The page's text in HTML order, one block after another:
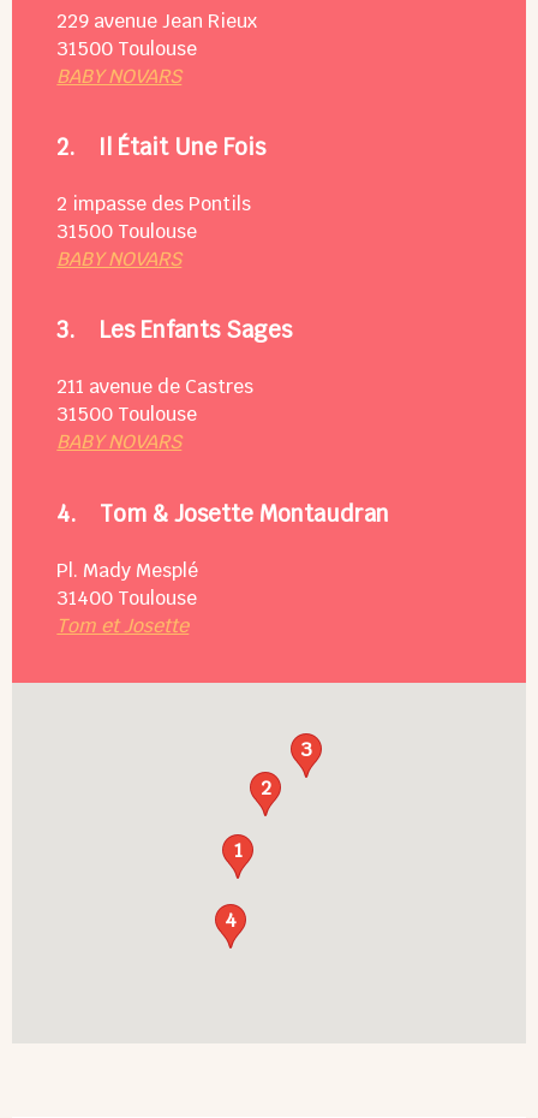
229 avenue Jean Rieux
31500 Toulouse
BABY NOVARS
2. Il Était Une Fois
2 impasse des Pontils
31500 Toulouse
BABY NOVARS
3. Les Enfants Sages
211 avenue de Castres
31500 Toulouse
BABY NOVARS
4. Tom & Josette Montaudran
Pl. Mady Mesplé
31400 Toulouse
Tom et Josette
1
2
3
4